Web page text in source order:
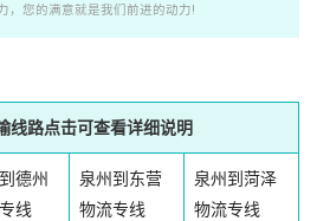
，您的满意就是我们前进的动力!
线路点击可查看详细说明
德州
线
泉州到东营
物流专线
泉州到菏泽
物流专线